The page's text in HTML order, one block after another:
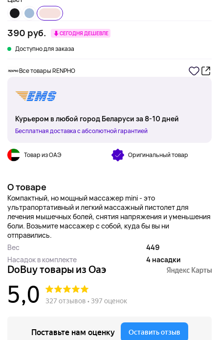
390 руб. СЕГОДНЯ ДЕШЕВЛЕ
Доступно для заказа
Все товары RENPHO
Курьером в любой город Беларуси за 8-10 дней
Бесплатная доставка с абсолютной гарантией
Товар из ОАЭ Оригинальный товар
О товаре
Компактный, но мощный массажер mini - это
ультрапортативный и легкий массажный пистолет для
лечения мышечных болей, снятия напряжения и уменьшения
боли. Возьмите массажер с собой, куда бы вы ни
отправились.
Вес
449
Насадок в комплекте
4 насадки